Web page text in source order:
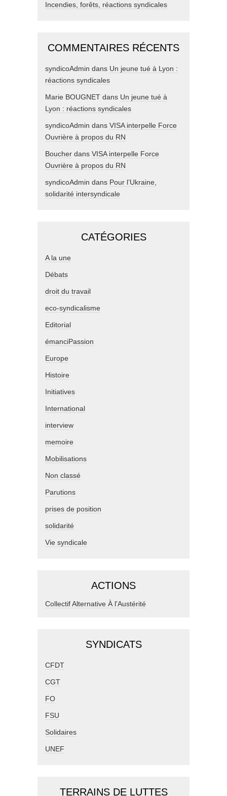
Incendies, forêts, réactions syndicales
COMMENTAIRES RÉCENTS
syndicoAdmin dans Un jeune tué à Lyon :
réactions syndicales
Marie BOUGNET dans Un jeune tué à
Lyon : réactions syndicales
syndicoAdmin dans VISA interpelle Force
Ouvrière à propos du RN
Boucher dans VISA interpelle Force
Ouvrière à propos du RN
syndicoAdmin dans Pour l’Ukraine,
solidarité intersyndicale
CATÉGORIES
A la une
Débats
droit du travail
eco-syndicalisme
Editorial
émanciPassion
Europe
Histoire
Initiatives
International
interview
memoire
Mobilisations
Non classé
Parutions
prises de position
solidarité
Vie syndicale
ACTIONS
Collectif Alternative À l'Austérité
SYNDICATS
CFDT
CGT
FO
FSU
Solidaires
UNEF
TERRAINS DE LUTTES